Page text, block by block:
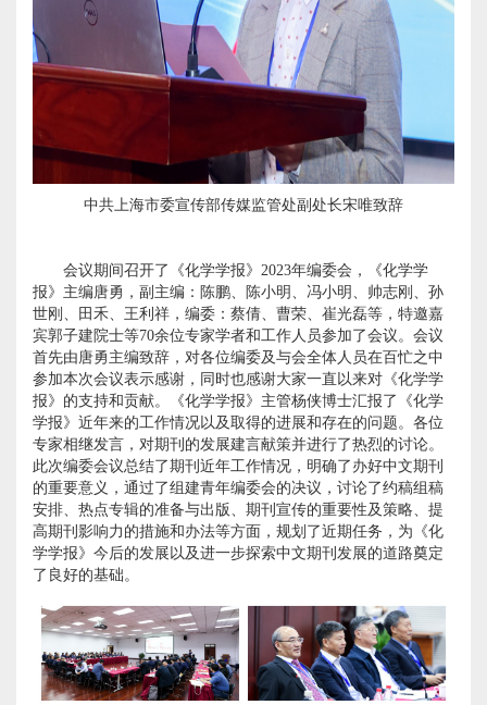
中共上海市委宣传部传媒监管处副处长宋唯致辞
会议期间召开了《化学学报》 2023年编委会，《化学学
报》主编唐勇，副主编：陈鹏、陈小明、冯小明、帅志刚、孙
世刚、田禾、王利祥，编委：蔡倩、曹荣、崔光磊等，特邀嘉
宾郭子建院士等70余位专家学者和工作人员参加了会议。会议
首先由唐勇主编致辞，对各位编委及与会全体人员在百忙之中
参加本次会议表示感谢，同时也感谢大家一直以来对《化学学
报》的支持和贡献。《化学学报》主管杨侠博士汇报了《化学
学报》近年来的工作情况以及取得的进展和存在的问题。各位
专家相继发言，对期刊的发展建言献策并进行了热烈的讨论。
此次编委会议总结了期刊近年工作情况，明确了办好中文期刊
的重要意义，通过了组建青年编委会的决议，讨论了约稿组稿
安排、热点专辑的准备与出版、期刊宣传的重要性及策略、提
高期刊影响力的措施和办法等方面，规划了近期任务，为《化
学学报》今后的发展以及进一步探索中文期刊发展的道路奠定
了良好的基础。